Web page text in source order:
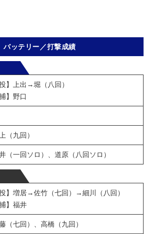
バッテリー／打撃成績
投】上出→堀（八回）
捕】野口
（九回）
（一回ソロ）、道原（八回ソロ）
投】増居→佐竹（七回）→細川（八回）
捕】福井
（七回）、高橋（九回）